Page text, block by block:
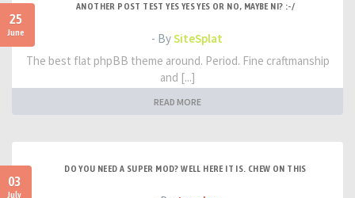
25
June
ANOTHER POST TEST YES YES YES OR NO, MAYBE NI? :-/
- BySiteSplat
The best flat phpBB theme around. Period. Fine craftmanship
and [...]
READ MORE
03
July
DO YOU NEED A SUPER MOD? WELL HERE IT IS. CHEW ON THIS